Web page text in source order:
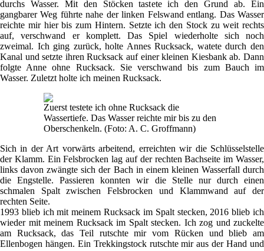
durchs Wasser. Mit den Stöcken tastete ich den Grund ab. Ein
gangbarer Weg führte nahe der linken Felswand entlang. Das Wasser
reichte mir hier bis zum Hintern. Setzte ich den Stock zu weit rechts
auf, verschwand er komplett. Das Spiel wiederholte sich noch
zweimal. Ich ging zurück, holte Annes Rucksack, watete durch den
Kanal und setzte ihren Rucksack auf einer kleinen Kiesbank ab. Dann
folgte Anne ohne Rucksack. Sie verschwand bis zum Bauch im
Wasser. Zuletzt holte ich meinen Rucksack.
Zuerst testete ich ohne Rucksack die
Wassertiefe. Das Wasser reichte mir bis zu den
Oberschenkeln. (Foto: A. C. Groffmann)
Sich in der Art vorwärts arbeitend, erreichten wir die Schlüsselstelle
der Klamm. Ein Felsbrocken lag auf der rechten Bachseite im Wasser,
links davon zwängte sich der Bach in einem kleinen Wasserfall durch
die Engstelle. Passieren konnten wir die Stelle nur durch einen
schmalen Spalt zwischen Felsbrocken und Klammwand auf der
rechten Seite.
1993 blieb ich mit meinem Rucksack im Spalt stecken, 2016 blieb ich
wieder mit meinem Rucksack im Spalt stecken. Ich zog und zuckelte
am Rucksack, das Teil rutschte mir vom Rücken und blieb am
Ellenbogen hängen. Ein Trekkingstock rutschte mir aus der Hand und